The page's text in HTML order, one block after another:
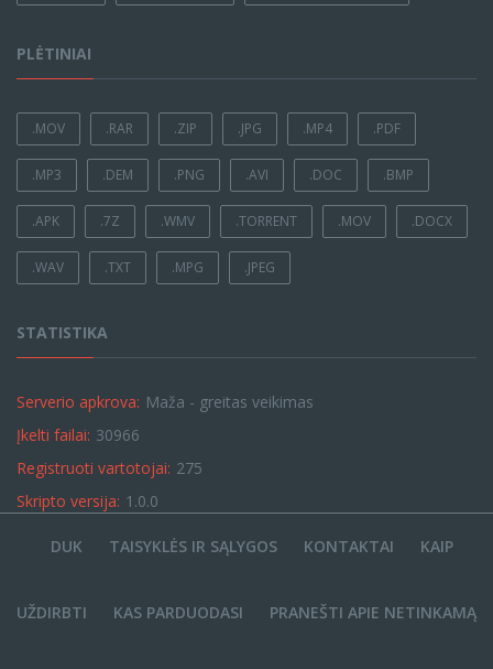
PLĖTINIAI
.MOV .RAR .ZIP .JPG .MP4 .PDF
.MP3 .DEM .PNG .AVI .DOC .BMP
.APK .7Z .WMV .TORRENT .MOV .DOCX
.WAV .TXT .MPG .JPEG
STATISTIKA
Serverio apkrova: Maža - greitas veikimas
Įkelti failai: 30966
Registruoti vartotojai: 275
Skripto versija: 1.0.0
DUK TAISYKLĖS IR SĄLYGOS KONTAKTAI KAIP
UŽDIRBTI KAS PARDUODASI PRANEŠTI APIE NETINKAMĄ